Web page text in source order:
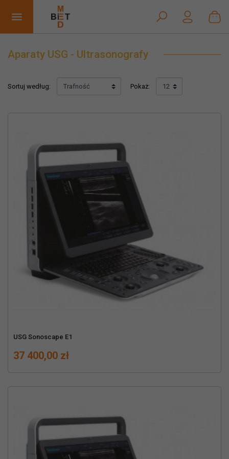
 
Aparaty USG - Ultrasonografy
Sortuj według: Pokaż:
USG Sonoscape E1
Cena
37 400,00 zł